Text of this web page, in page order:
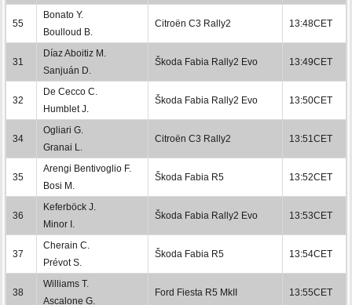
55
Bonato Y.
Boulloud B.
Citroën C3 Rally2 13:48CET
31
Díaz Aboitiz M.
Sanjuán D.
Škoda Fabia Rally2 Evo 13:49CET
32
De Cecco C.
Humblet J.
Škoda Fabia Rally2 Evo 13:50CET
34
Ogliari G.
Granai L.
Citroën C3 Rally2 13:51CET
35
Arengi Bentivoglio F.
Bosi M.
Škoda Fabia R5 13:52CET
36
Keferböck J.
Minor I.
Škoda Fabia Rally2 Evo 13:53CET
37
Cherain C.
Prévot S.
Škoda Fabia R5 13:54CET
38
Williams T.
Ascalone G.
Ford Fiesta R5 MkII 13:55CET